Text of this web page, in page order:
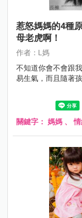
惹怒媽媽的4種
母老虎啊！
作者：L媽
不知道你會不會跟
易生氣，而且隨著
關鍵字： 媽媽 、